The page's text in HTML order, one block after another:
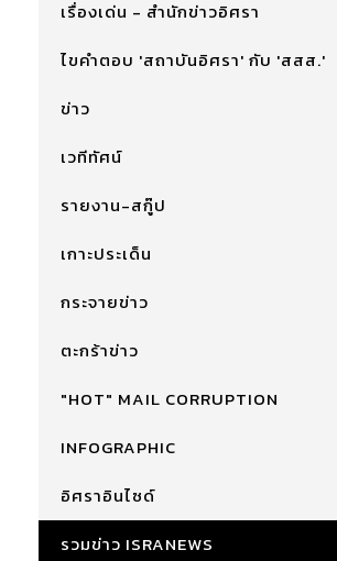
เรื่องเด่น - สำนักข่าวอิศรา
ไขคำตอบ 'สถาบันอิศรา' กับ 'สสส.'
ข่าว
เวทีทัศน์
รายงาน-สกู๊ป
เกาะประเด็น
กระจายข่าว
ตะกร้าข่าว
"HOT" MAIL CORRUPTION
INFOGRAPHIC
อิศราอินไซด์
รวมข่าว ISRANEWS